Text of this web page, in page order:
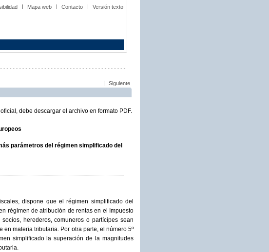
Mapa web Contacto Versión texto
Siguiente
debe descargar el archivo en formato PDF.
parámetros del régimen simplificado del
dispone que el régimen simplificado del
régimen de atribución de rentas en el Impuesto
herederos, comuneros o partícipes sean
materia tributaria. Por otra parte, el número 5º
simplificado la superación de la magnitudes